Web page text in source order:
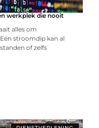
werkplek die nooit
alles om
stroomdip kan al
of zelfs